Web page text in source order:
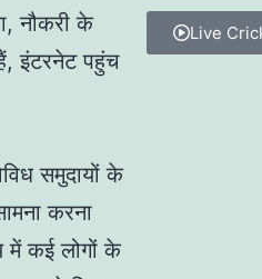
नौकरी के
इंटरनेट पहुंच
समुदायों के
करना
में कई लोगों के
Live
London Spirit
MI London won by 4 wkts